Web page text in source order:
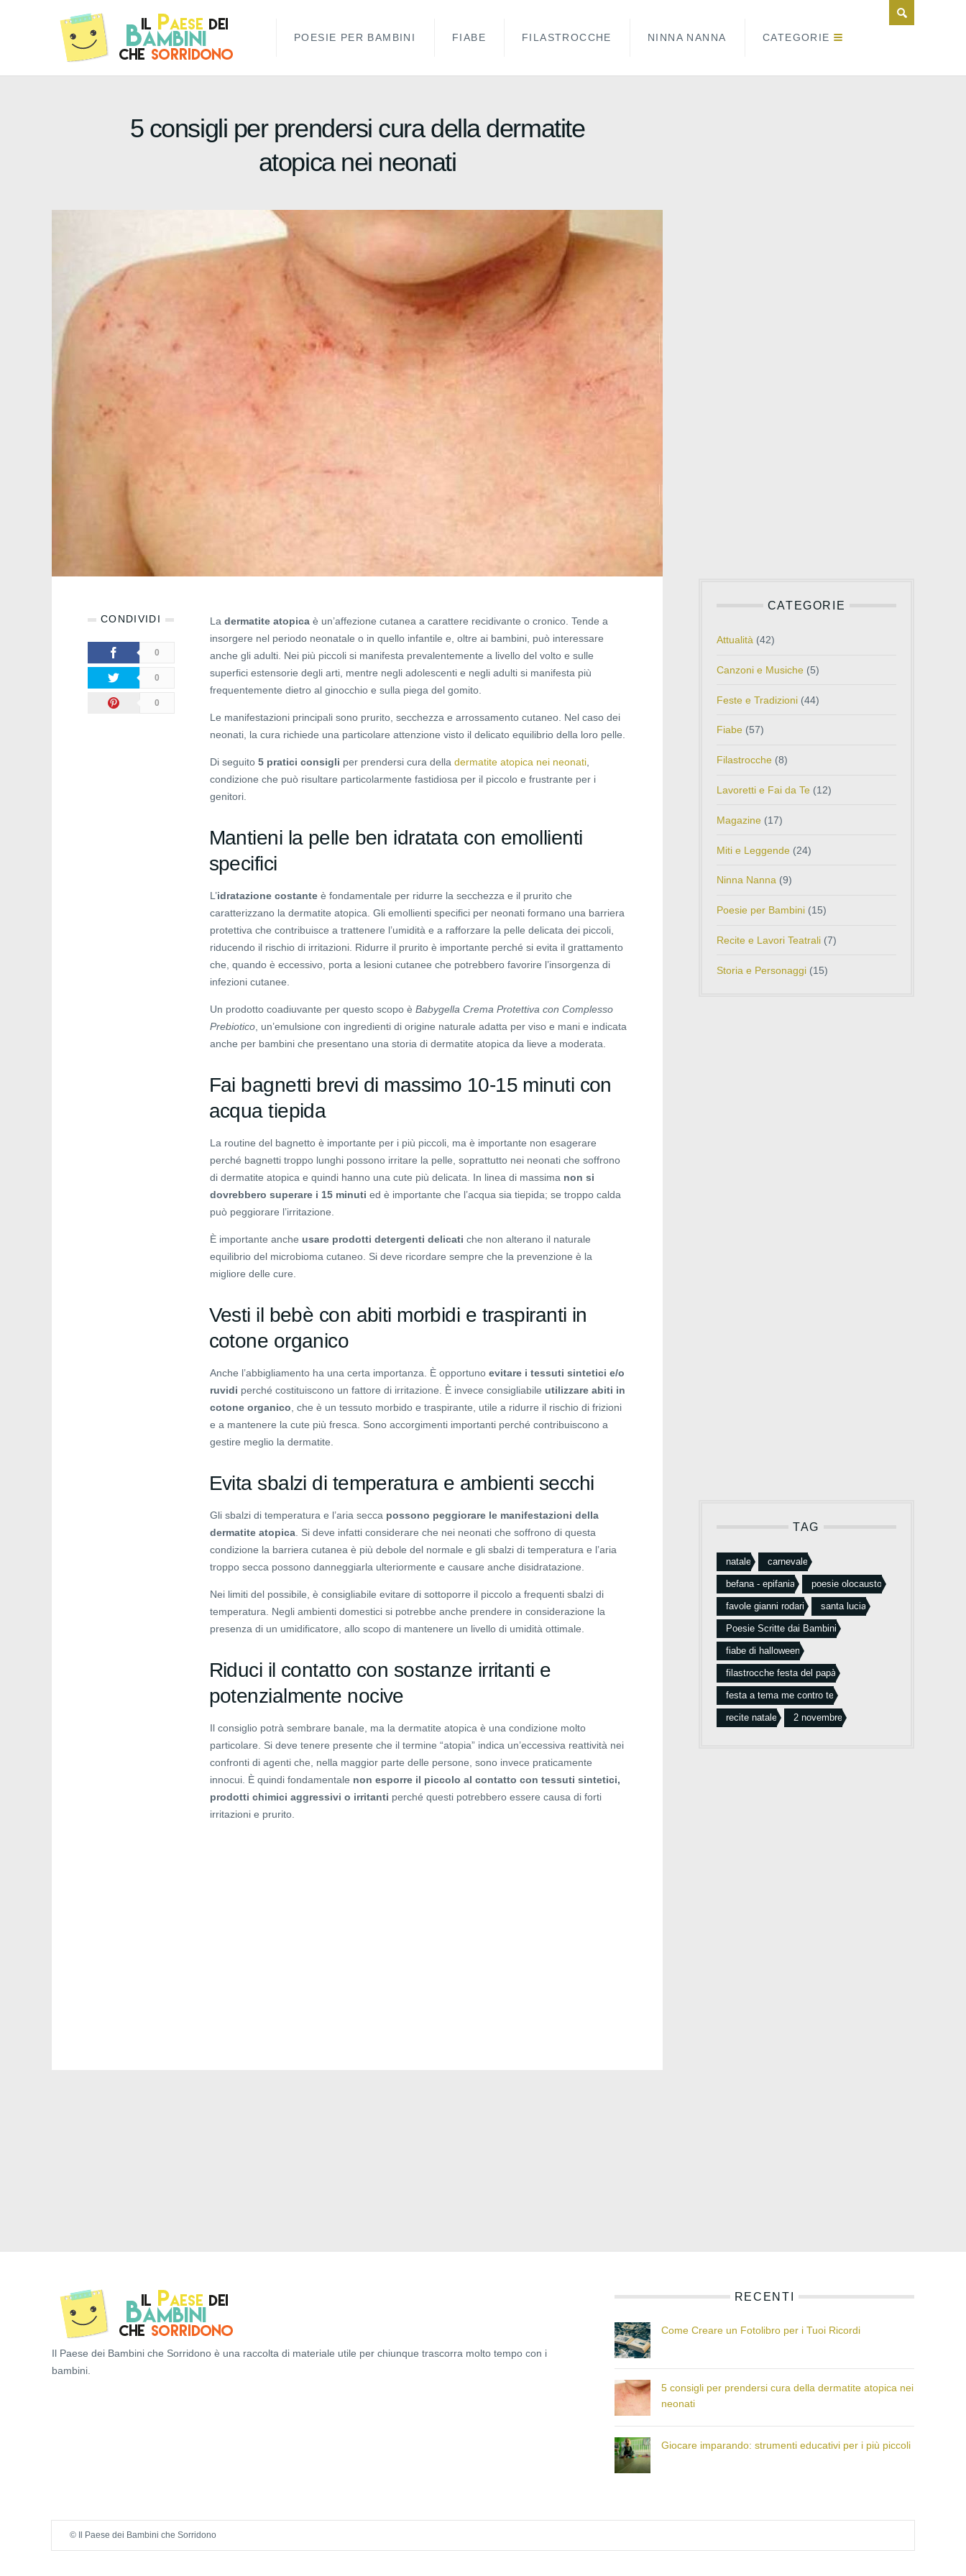
POESIE PER BAMBINI FIABE FILASTROCCHE NINNA NANNA CATEGORIE
5 consigli per prendersi cura della dermatite
atopica nei neonati
CONDIVIDI
0
0
0
La dermatite atopica è un’affezione cutanea a carattere recidivante o cronico. Tende a
insorgere nel periodo neonatale o in quello infantile e, oltre ai bambini, può interessare
anche gli adulti. Nei più piccoli si manifesta prevalentemente a livello del volto e sulle
superfici estensorie degli arti, mentre negli adolescenti e negli adulti si manifesta più
frequentemente dietro al ginocchio e sulla piega del gomito.
Le manifestazioni principali sono prurito, secchezza e arrossamento cutaneo. Nel caso dei
neonati, la cura richiede una particolare attenzione visto il delicato equilibrio della loro pelle.
Di seguito 5 pratici consigli per prendersi cura della dermatite atopica nei neonati
condizione che può risultare particolarmente fastidiosa per il piccolo e frustrante per i
genitori.
Mantieni la pelle ben idratata con emollienti
specifici
L’idratazione costante è fondamentale per ridurre la secchezza e il prurito che
caratterizzano la dermatite atopica. Gli emollienti specifici per neonati formano una barriera
protettiva che contribuisce a trattenere l’umidità e a rafforzare la pelle delicata dei piccoli,
riducendo il rischio di irritazioni. Ridurre il prurito è importante perché si evita il grattamento
che, quando è eccessivo, porta a lesioni cutanee che potrebbero favorire l’insorgenza di
infezioni cutanee.
Un prodotto coadiuvante per questo scopo è Babygella Crema Protettiva con Complesso
Prebiotico , un’emulsione con ingredienti di origine naturale adatta per viso e mani e indicata
anche per bambini che presentano una storia di dermatite atopica da lieve a moderata.
Fai bagnetti brevi di massimo 10-15 minuti con
acqua tiepida
La routine del bagnetto è importante per i più piccoli, ma è importante non esagerare
perché bagnetti troppo lunghi possono irritare la pelle, soprattutto nei neonati che soffrono
di dermatite atopica e quindi hanno una cute più delicata. In linea di massima non si
dovrebbero superare i 15 minuti ed è importante che l’acqua sia tiepida; se troppo calda
può peggiorare l’irritazione.
È importante anche usare prodotti detergenti delicati che non alterano il naturale
equilibrio del microbioma cutaneo. Si deve ricordare sempre che la prevenzione è la
migliore delle cure.
Vesti il bebè con abiti morbidi e traspiranti in
cotone organico
Anche l’abbigliamento ha una certa importanza. È opportuno evitare i tessuti sintetici e/o
ruvidi perché costituiscono un fattore di irritazione. È invece consigliabile utilizzare abiti in
cotone organico , che è un tessuto morbido e traspirante, utile a ridurre il rischio di frizioni
e a mantenere la cute più fresca. Sono accorgimenti importanti perché contribuiscono a
gestire meglio la dermatite.
Evita sbalzi di temperatura e ambienti secchi
Gli sbalzi di temperatura e l’aria secca possono peggiorare le manifestazioni della
dermatite atopica . Si deve infatti considerare che nei neonati che soffrono di questa
condizione la barriera cutanea è più debole del normale e gli sbalzi di temperatura e l’aria
troppo secca possono danneggiarla ulteriormente e causare anche disidratazione.
Nei limiti del possibile, è consigliabile evitare di sottoporre il piccolo a frequenti sbalzi di
temperatura. Negli ambienti domestici si potrebbe anche prendere in considerazione la
presenza di un umidificatore, allo scopo di mantenere un livello di umidità ottimale.
Riduci il contatto con sostanze irritanti e
potenzialmente nocive
Il consiglio potrà sembrare banale, ma la dermatite atopica è una condizione molto
particolare. Si deve tenere presente che il termine “atopia” indica un’eccessiva reattività nei
confronti di agenti che, nella maggior parte delle persone, sono invece praticamente
innocui. È quindi fondamentale non esporre il piccolo al contatto con tessuti sintetici,
prodotti chimici aggressivi o irritanti perché questi potrebbero essere causa di forti
irritazioni e prurito.
CATEGORIE
Attualità (42)
Canzoni e Musiche (5)
Feste e Tradizioni (44)
Fiabe (57)
Filastrocche (8)
Lavoretti e Fai da Te (12)
Magazine (17)
Miti e Leggende (24)
Ninna Nanna (9)
Poesie per Bambini (15)
Recite e Lavori Teatrali (7)
Storia e Personaggi (15)
TAG
natale carnevale
befana - epifania poesie olocausto
favole gianni rodari santa lucia
Poesie Scritte dai Bambini
fiabe di halloween
filastrocche festa del papà
festa a tema me contro te
recite natale 2 novembre
Il Paese dei Bambini che Sorridono è una raccolta di materiale utile per chiunque trascorra molto tempo con i
bambini.
RECENTI
Come Creare un Fotolibro per i Tuoi Ricordi
5 consigli per prendersi cura della dermatite atopica nei
neonati
Giocare imparando: strumenti educativi per i più piccoli
© Il Paese dei Bambini che Sorridono